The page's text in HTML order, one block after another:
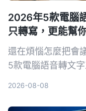
2026年5款電腦
只轉寫，更能幫
還在煩惱怎麼把會
5款電腦語音轉文
2026-08-08